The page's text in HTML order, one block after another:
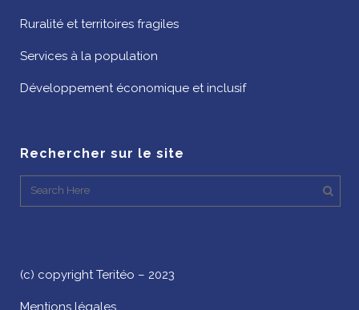
Ruralité et territoires fragiles
Services à la population
Développement économique et inclusif
Rechercher sur le site
(c) copyright Teritéo – 2023
Mentions légales